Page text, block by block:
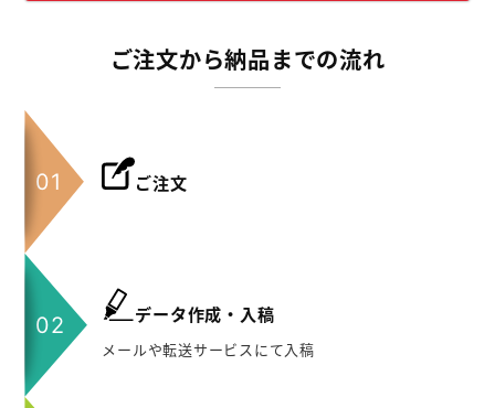
ご注文から納品までの流れ
ご注文
データ作成・入稿
メールや転送サービスにて入稿